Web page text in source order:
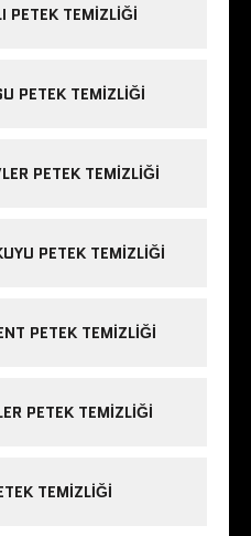
PETEK TEMIZLIĞI
PETEK TEMIZLIĞI
PETEK TEMIZLIĞI
PETEK TEMIZLIĞI
PETEK TEMIZLIĞI
PETEK TEMIZLIĞI
TEMIZLIĞI